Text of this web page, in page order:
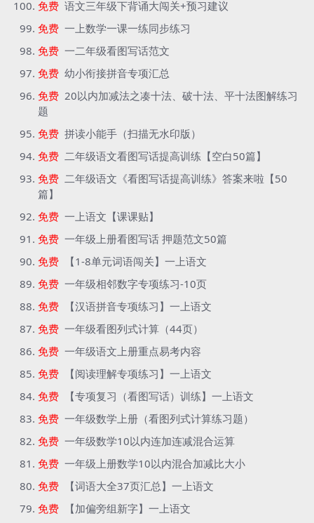
免费 语文三年级下背诵大闯关+预习建议
免费 一上数学一课一练同步练习
免费 一二年级看图写话范文
免费 幼小衔接拼音专项汇总
免费 20以内加减法之凑十法、破十法、平十法图解练习
题
免费 拼读小能手（扫描无水印版）
免费 二年级语文看图写话提高训练【空白50篇】
免费 二年级语文《看图写话提高训练》答案来啦【50
篇】
免费 一上语文【课课贴】
免费 一年级上册看图写话 押题范文50篇
免费
【1-8单元词语闯关】一上语文
免费 一年级相邻数字专项练习-10页
免费
【汉语拼音专项练习】一上语文
免费 一年级看图列式计算（44页）
免费 一年级语文上册重点易考内容
免费
【阅读理解专项练习】一上语文
免费
【专项复习（看图写话）训练】一上语文
免费 一年级数学上册（看图列式计算练习题）
免费 一年级数学10以内连加连减混合运算
免费 一年级上册数学10以内混合加减比大小
免费
【词语大全37页汇总】一上语文
免费
【加偏旁组新字】一上语文